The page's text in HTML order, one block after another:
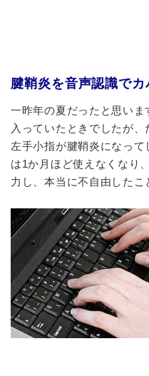
腱鞘炎を音声認識でカ
一昨年の夏だったと思い
入っていたときでしたが、
左手小指が腱鞘炎になっ
は1か月ほど使えなくなり
力し、本当に不自由したこ